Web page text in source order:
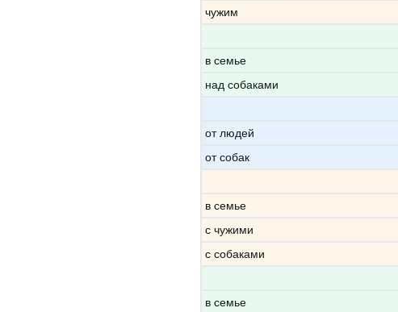
чужим
в семье
над собаками
от людей
от собак
в семье
с чужими
с собаками
в семье